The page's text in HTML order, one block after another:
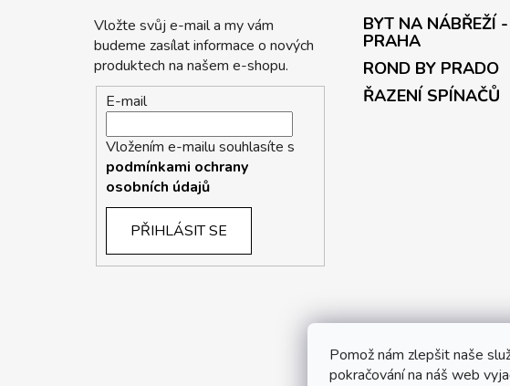
Pomož nám zlepšit naše
pokračování na náš web
Vložte svůj e-mail a my vám
budeme zasílat informace o nových
produktech na našem e-shopu.
E-mail
Vložením e-mailu souhlasíte s
podmínkami ochrany
osobních údajů
PŘIHLÁSIT SE
BYT NA NÁBŘEŽÍ
PRAHA
ROND BY PRADO
ŘAZENÍ SPÍNAČŮ
Partner